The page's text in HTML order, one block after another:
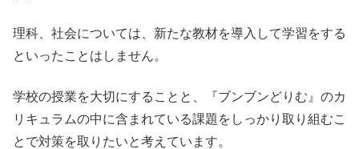
理科、社会については、新たな教材を導入して学習をする
といったことはしません。
学校の授業を大切にすることと、『ブンブンどりむ』のカ
リキュラムの中に含まれている課題をしっかり取り組むこ
とで対策を取りたいと考えています。